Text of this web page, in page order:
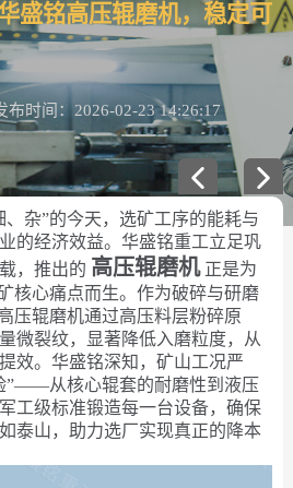
盛铭高压辊磨机，稳定可
布时间：2026-02-23 14:26:17
杂”的今天，选矿工序的能耗与
的经济效益。华盛铭重工立足巩
，推出的 高压辊磨机 正是为
核心痛点而生。作为破碎与研磨
压辊磨机通过高压料层粉碎原
微裂纹，显著降低入磨粒度，从
效。华盛铭深知，矿山工况严
”——从核心辊套的耐磨性到液压
工级标准锻造每一台设备，确保
泰山，助力选厂实现真正的降本